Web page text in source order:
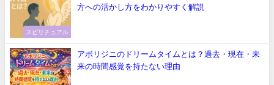
スピリチュアル
方への活かし方をわかりやすく解説
アボリジニのドリームタイムとは？過去・現在・未
来の時間感覚を持たない理由